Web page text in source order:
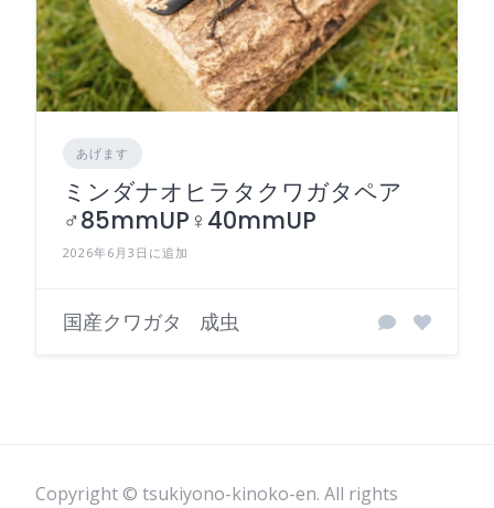
あげます
ミンダナオヒラタクワガタペア
♂85mmUP♀40mmUP
2026年6月3日に追加
国産クワガタ 成虫
Copyright © tsukiyono-kinoko-en. All rights